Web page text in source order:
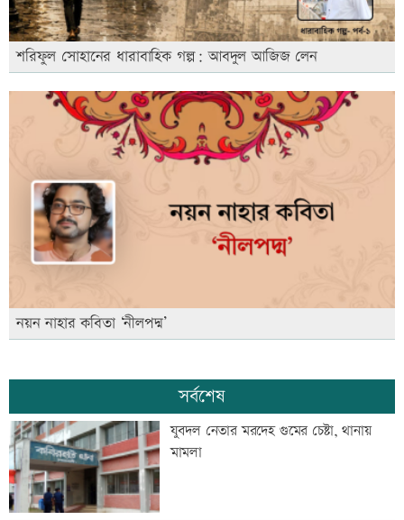
শরিফুল সোহানের ধারাবাহিক গল্প: আবদুল আজিজ লেন
নয়ন নাহার কবিতা ‘নীলপদ্ম’
সর্বশেষ
যুবদল নেতার মরদেহ গুমের চেষ্টা, থানায়
মামলা